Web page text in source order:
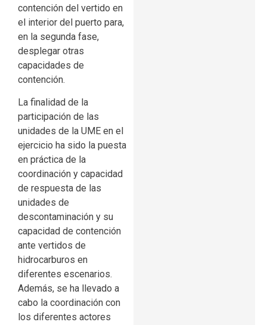
contención del vertido en
el interior del puerto para,
en la segunda fase,
desplegar otras
capacidades de
contención.
La finalidad de la
participación de las
unidades de la UME en el
ejercicio ha sido la puesta
en práctica de la
coordinación y capacidad
de respuesta de las
unidades de
descontaminación y su
capacidad de contención
ante vertidos de
hidrocarburos en
diferentes escenarios.
Además, se ha llevado a
cabo la coordinación con
los diferentes actores